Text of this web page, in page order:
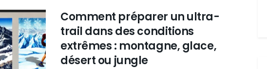
Comment préparer un ultra-
trail dans des conditions
extrêmes : montagne, glace,
désert ou jungle